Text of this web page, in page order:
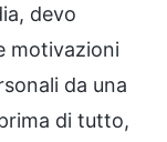
devo
motivazioni
da una
di tutto,